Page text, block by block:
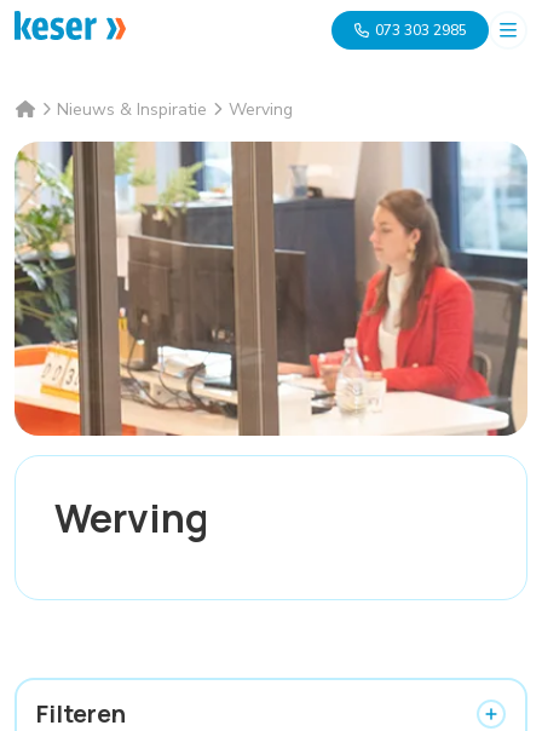
073 303 2985
Nieuws & Inspiratie Werving
Werving
Filteren